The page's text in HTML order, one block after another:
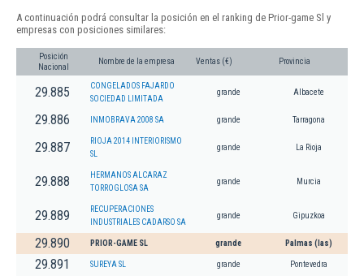
A continuación podrá consultar la posición en el ranking de Prior-game Sl y
empresas con posiciones similares:
Posición
Nacional
Nombre de la empresa Ventas (€) Provincia
29.885
CONGELADOS FAJARDO
SOCIEDAD LIMITADA
grande Albacete
29.886 INMOBRAVA 2008 SA grande Tarragona
29.887
RIOJA 2014 INTERIORISMO
SL
grande La Rioja
29.888
HERMANOS ALCARAZ
TORROGLOSA SA
grande Murcia
29.889
RECUPERACIONES
INDUSTRIALES CADARSO SA
grande Gipuzkoa
29.890 PRIOR-GAME SL grande Palmas (las)
29.891 SUREYA SL grande Pontevedra